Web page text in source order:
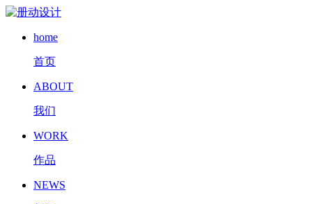
home
首页
ABOUT
我们
WORK
作品
NEWS